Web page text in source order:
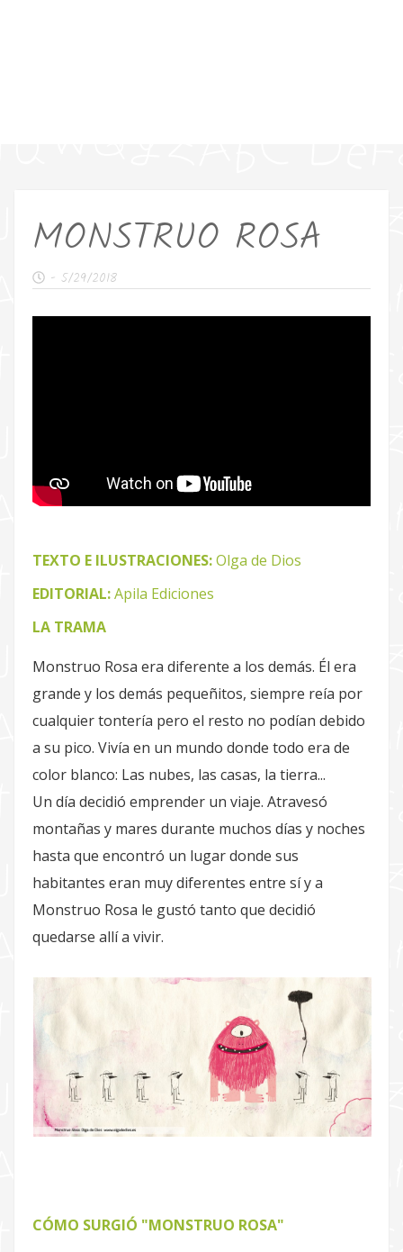
MONSTRUO ROSA
- 5/29/2018
TEXTO E ILUSTRACIONES:Olga de Dios
EDITORIAL:Apila Ediciones
LA TRAMA
Monstruo Rosa era diferente a los demás. Él era
grande y los demás pequeñitos, siempre reía por
cualquier tontería pero el resto no podían debido
a su pico. Vivía en un mundo donde todo era de
color blanco: Las nubes, las casas, la tierra...
Un día decidió emprender un viaje. Atravesó
montañas y mares durante muchos días y noches
hasta que encontró un lugar donde sus
habitantes eran muy diferentes entre sí y a
Monstruo Rosa le gustó tanto que decidió
quedarse allí a vivir.
CÓMO SURGIÓ "MONSTRUO ROSA"